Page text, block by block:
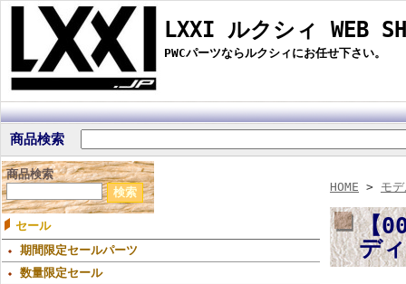
LXXI ルクシィ WEB
PWCパーツならルクシィにお任せ下さい。
商品検索
商品検索
セール
期間限定セールパーツ
数量限定セール
HOME > モ
【
デ